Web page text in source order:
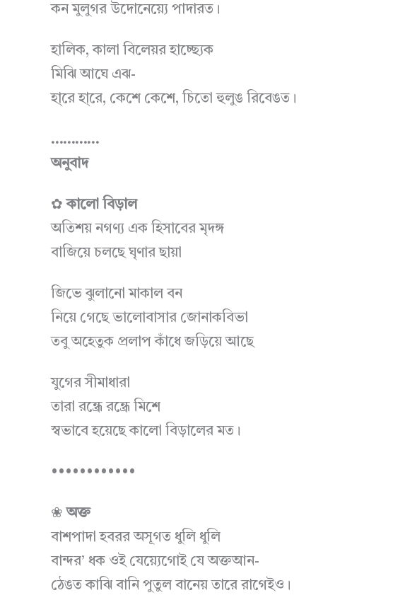
কন মুলুগর উদোনেয়্যে পাদারত।
হালিক, কালা বিলেয়র হাচ্ছ্যেক
মিঝি আঘে এঝ-
হা্রে হা্রে, কেশে কেশে, চিতো হুলুঙ রিবেঙত।
…………
অনুবাদ
✿ কালো বিড়াল
অতিশয় নগণ্য এক হিসাবের মৃদঙ্গ
বাজিয়ে চলছে ঘৃণার ছায়া
জিভে ঝুলানো মাকাল বন
নিয়ে গেছে ভালোবাসার জোনাকবিভা
তবু অহেতুক প্রলাপ কাঁধে জড়িয়ে আছে
যুগের সীমাধারা
তারা রন্ধ্রে রন্ধ্রে মিশে
স্বভাবে হয়েছে কালো বিড়ালের মত।
••••••••••••
❀ অক্ত
বাশপাদা হবরর অসূগত ধুলি ধুলি
বান্দর’ ধক ওই যেয়্যেগোই যে অক্তআন-
ঠেঙত কাঝি বানি পুতুল বানেয় তারে রাগেইও।